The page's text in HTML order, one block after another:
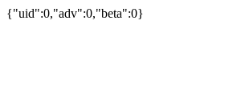
{"uid":0,"adv":0,"beta":0}